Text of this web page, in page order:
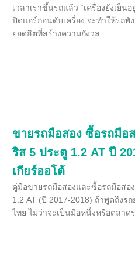
เวลาเราขึ้นรถแล้ว “เครื่องยังเย็น
ปิดแอร์ก่อนดับเครื่อง จะทำให้รถพั
ยอดฮิตที่สร้างความกังวล...
ขายรถมือสอง ซื้อรถมือ
ริส 5 ประตู 1.2 AT ปี
เกียร์ออโต้
คู่มือขายรถมือสองและซื้อรถมือสอ
1.2 AT (ปี 2017-2018) ถ้าพูดถึง
ไทย ไม่ว่าจะเป็นมือหนึ่งหรือตลาด